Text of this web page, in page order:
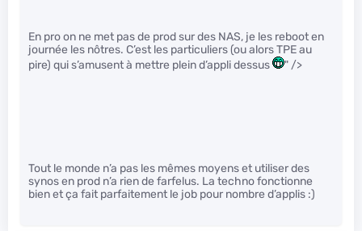
En pro on ne met pas de prod sur des NAS, je les reboot en
journée les nôtres. C’est les particuliers (ou alors TPE au
pire) qui s’amusent à mettre plein d’appli dessus
" />
Tout le monde n’a pas les mêmes moyens et utiliser des
synos en prod n’a rien de farfelus. La techno fonctionne
bien et ça fait parfaitement le job pour nombre d’applis :)